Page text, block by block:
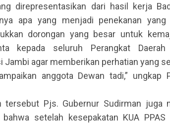
direpresentasikan dari hasil kerja
apa yang menjadi penekanan yang
dorongan yang besar untuk
kepada seluruh Perangkat Daerah
Jambi agar memberikan perhatian yang
anggota Dewan tadi,” ungkap
tersebut Pjs. Gubernur Sudirman juga
setelah kesepakatan KUA